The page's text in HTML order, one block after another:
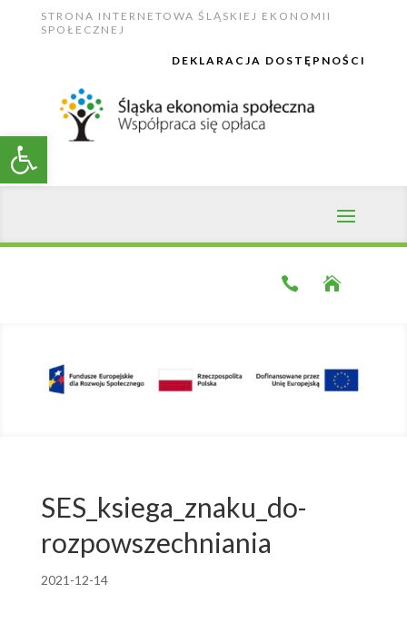
Open toolbar
content
STRONA INTERNETOWA ŚLĄSKIEJ EKONOMII
SPOŁECZNEJ
DEKLARACJA DOSTĘPNOŚCI


SES_ksiega_znaku_do-
rozpowszechniania
2021-12-14